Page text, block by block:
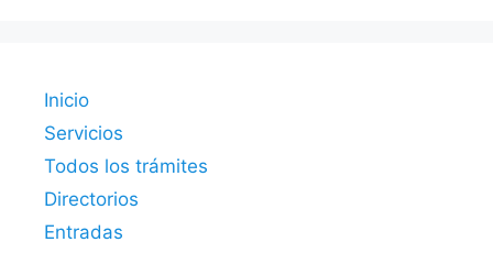
Inicio
Servicios
Todos los trámites
Directorios
Entradas